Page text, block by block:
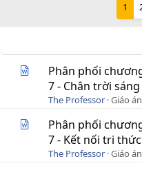
1
Phân phối
7 - Chân trời
The Professor Giáo
Phân phối
7 - Kết nối tri thức
The Professor Giáo